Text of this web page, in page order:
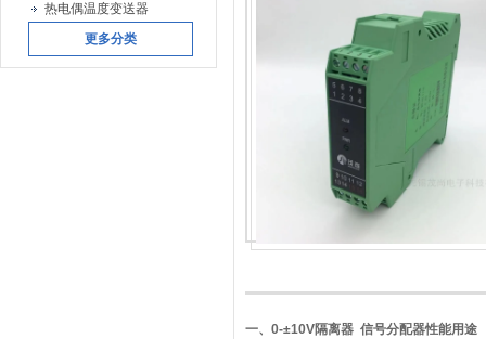
热电偶温度变送器
更多分类
一、0-±10V隔离器 信号分配器性能用途